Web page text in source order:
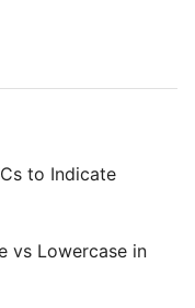
to Indicate
vs Lowercase in